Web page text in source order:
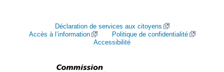
Déclaration de services aux citoyens
Accès à l’information
Politique de confidentialité
Accessibilité